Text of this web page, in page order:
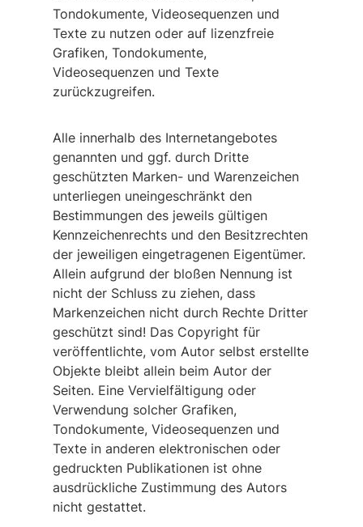
Tondokumente, Videosequenzen und
Texte zu nutzen oder auf lizenzfreie
Grafiken, Tondokumente,
Videosequenzen und Texte
zurückzugreifen.
Alle innerhalb des Internetangebotes
genannten und ggf. durch Dritte
geschützten Marken- und Warenzeichen
unterliegen uneingeschränkt den
Bestimmungen des jeweils gültigen
Kennzeichenrechts und den Besitzrechten
der jeweiligen eingetragenen Eigentümer.
Allein aufgrund der bloßen Nennung ist
nicht der Schluss zu ziehen, dass
Markenzeichen nicht durch Rechte Dritter
geschützt sind! Das Copyright für
veröffentlichte, vom Autor selbst erstellte
Objekte bleibt allein beim Autor der
Seiten. Eine Vervielfältigung oder
Verwendung solcher Grafiken,
Tondokumente, Videosequenzen und
Texte in anderen elektronischen oder
gedruckten Publikationen ist ohne
ausdrückliche Zustimmung des Autors
nicht gestattet.